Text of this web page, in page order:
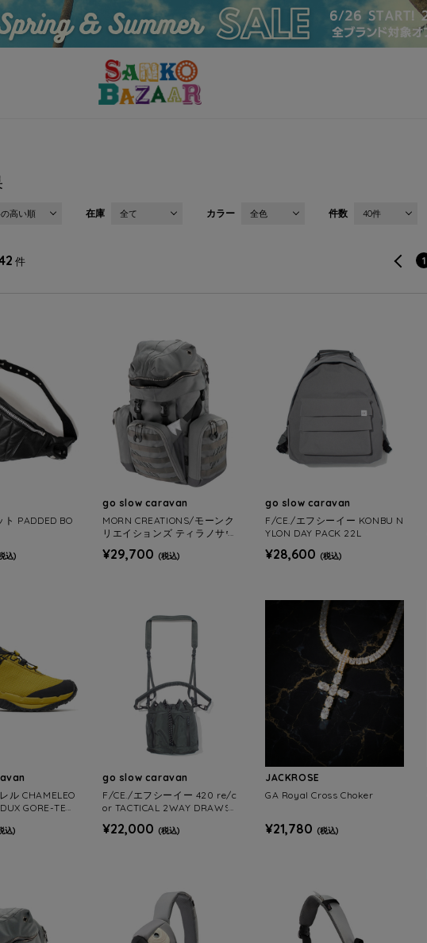
高い順 在庫 全て カラー 全色 件数 40件
件 1
PADDED BO
込)
go slow caravan
MORN CREATIONS/モーンク
リエイションズ ティラノサウ
¥29,700 (税込)
go slow caravan
F/CE./エフシーイー KONBU N
YLON DAY PACK 22L
¥28,600 (税込)
ル CHAMELEO
GORE-TEX
込)
go slow caravan
F/CE./エフシーイー 420 re/c
or TACTICAL 2WAY DRAWST
¥22,000 (税込)
JACKROSE
GA Royal Cross Choker
¥21,780 (税込)